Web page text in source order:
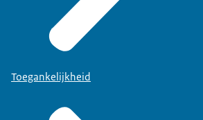
Toegankelijkheid